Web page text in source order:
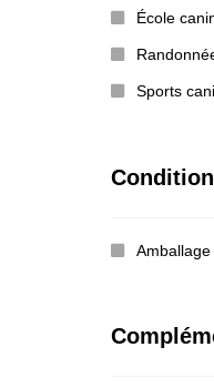
École
Sports